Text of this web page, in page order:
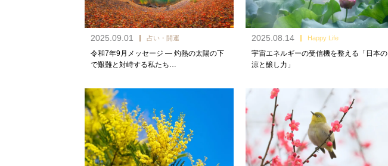
2025.09.01 占い・開運
令和7年9月メッセージ — 灼熱の太陽の下
で艱難と対峙する私たち…
2025.08.14 Happy Life
宇宙エネルギーの受信機を整える「日本の
涼と醸し力」